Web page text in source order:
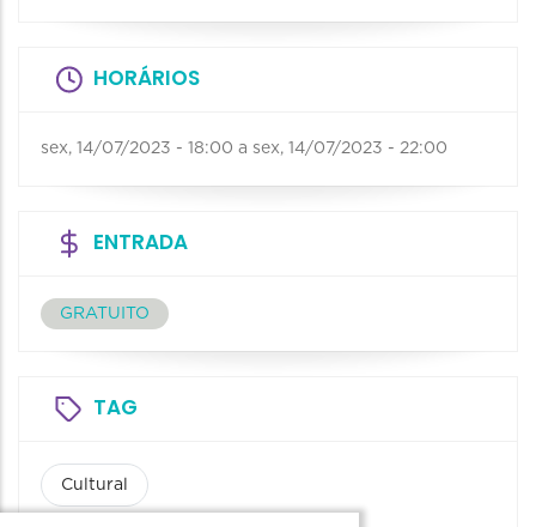
HORÁRIOS
sex, 14/07/2023 - 18:00 a sex, 14/07/2023 - 22:00
ENTRADA
GRATUITO
TAG
Cultural